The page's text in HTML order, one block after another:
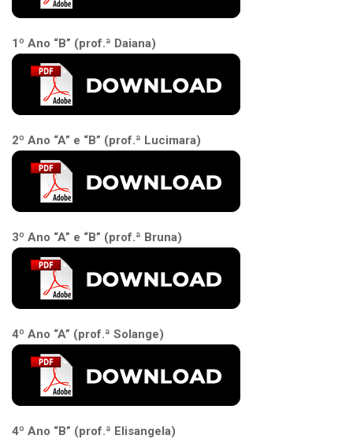
1º Ano “B” (prof.ª Daiana)
2º Ano “A” e “B” (prof.ª Lucimara)
3º Ano “A” e “B” (prof.ª Bruna)
4º Ano “A” (prof.ª Solange)
4º Ano “B” (prof.ª Elisangela)